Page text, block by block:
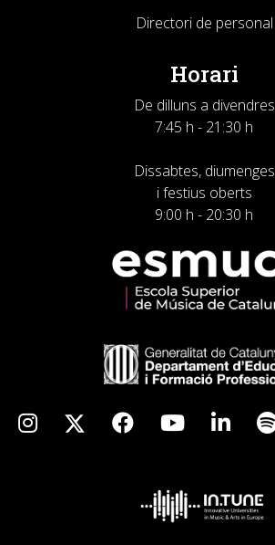
Directori de personal
Horari
De dilluns a divendres
7:45 h - 21:30 h
Dissabtes, diumenges
i festius oberts
9:00 h - 20:30 h